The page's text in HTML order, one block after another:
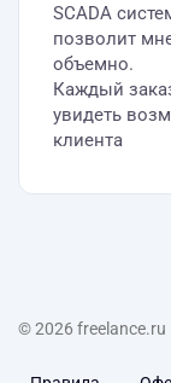
SCADA
позволит
объемно.
Каждый
увидеть
клиента
© 2026 freelance.ru